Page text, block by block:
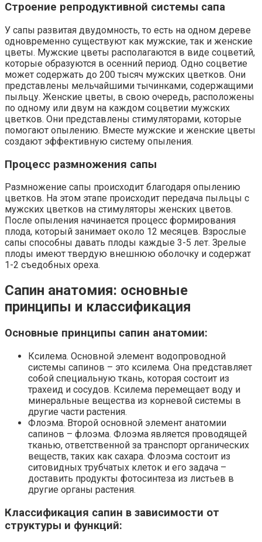
Строение репродуктивной системы сапа
У сапы развитая двудомность, то есть на одном дереве
одновременно существуют как мужские, так и женские
цветы. Мужские цветы располагаются в виде соцветий,
которые образуются в осенний период. Одно соцветие
может содержать до 200 тысяч мужских цветков. Они
представлены мельчайшими тычинками, содержащими
пыльцу. Женские цветы, в свою очередь, расположены
по одному или двум на каждом соцветии мужских
цветков. Они представлены стимуляторами, которые
помогают опылению. Вместе мужские и женские цветы
создают эффективную систему опыления.
Процесс размножения сапы
Размножение сапы происходит благодаря опылению
цветков. На этом этапе происходит передача пыльцы с
мужских цветков на стимуляторы женских цветов.
После опыления начинается процесс формирования
плода, который занимает около 12 месяцев. Взрослые
сапы способны давать плоды каждые 3-5 лет. Зрелые
плоды имеют твердую внешнюю оболочку и содержат
1-2 съедобных ореха.
Сапин анатомия: основные
принципы и классификация
Основные принципы сапин анатомии:
Ксилема. Основной элемент водопроводной
системы сапинов – это ксилема. Она представляет
собой специальную ткань, которая состоит из
трахеид и сосудов. Ксилема перемещает воду и
минеральные вещества из корневой системы в
другие части растения.
Флоэма. Второй основной элемент анатомии
сапинов – флоэма. Флоэма является проводящей
тканью, ответственной за транспорт органических
веществ, таких как сахара. Флоэма состоит из
ситовидных трубчатых клеток и его задача –
доставить продукты фотосинтеза из листьев в
другие органы растения.
Классификация сапин в зависимости от
структуры и функций: